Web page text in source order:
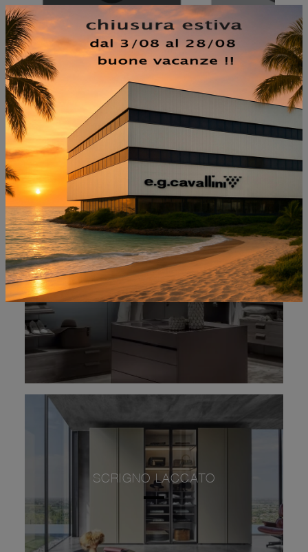
NON PERDERTI ANCHE:
DEUS V3
SCRIGNO LACCATO